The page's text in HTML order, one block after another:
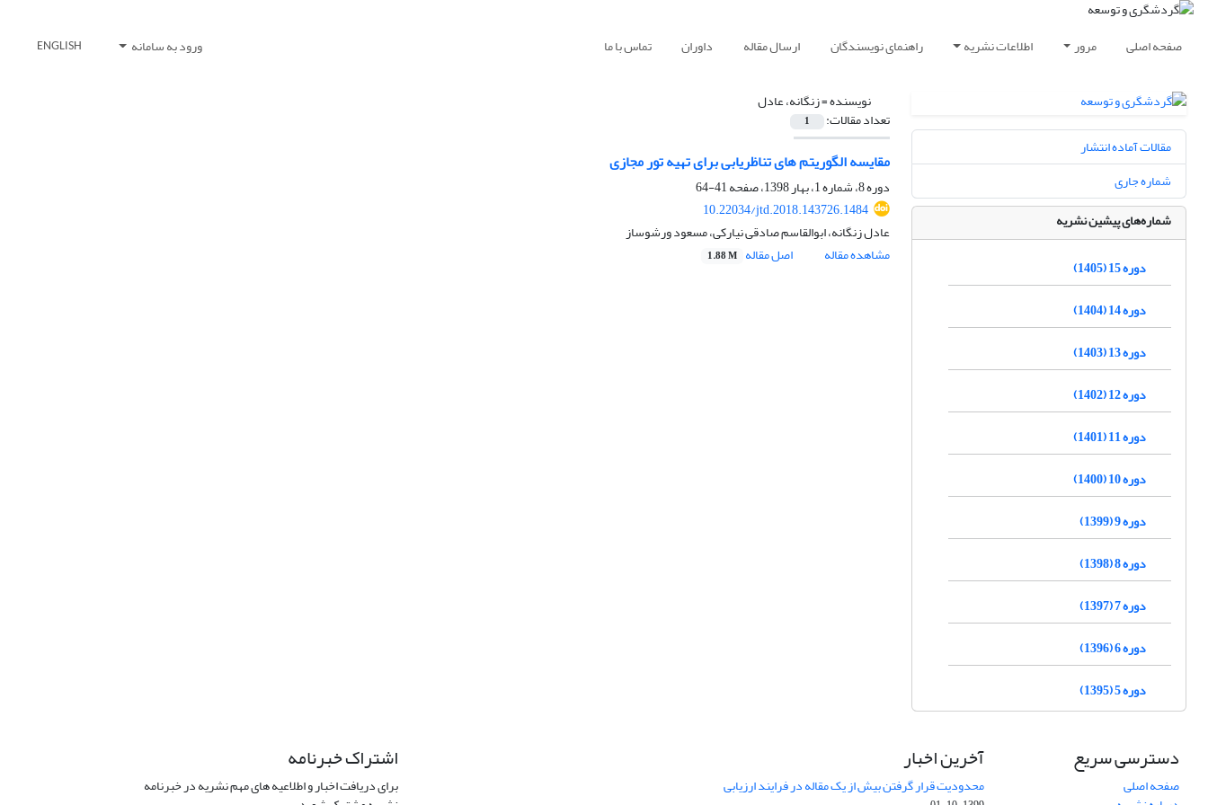
صفحه اصلی مرور اطلاعات نشریه راهنمای نویسندگان ارسال مقاله داوران تماس با ما ورود به سامانه ENGLISH
نویسنده =زنگانه، عادل
تعداد مقالات: 1
مقایسه الگوریتم های تناظریابی برای تهیه تور مجازی
دوره 8، شماره 1، بهار 1398، صفحه
41-64
10.22034/jtd.2018.143726.1484
عادل زنگانه، ابوالقاسم صادقی نیارکی، مسعود ورشوساز
مشاهده مقاله
اصل مقاله 1.88 M
مقالات آماده انتشار
شماره جاری
شماره‌های پیشین نشریه
دوره 15 (1405)
دوره 14 (1404)
دوره 13 (1403)
دوره 12 (1402)
دوره 11 (1401)
دوره 10 (1400)
دوره 9 (1399)
دوره 8 (1398)
دوره 7 (1397)
دوره 6 (1396)
دوره 5 (1395)
دسترسی سریع
صفحه اصلی
آخرین اخبار
محدودیت قرار گرفتن بیش از یک مقاله در فرایند ارزیابی
اشتراک خبرنامه
برای دریافت اخبار و اطلاعیه های مهم نشریه در خبرنامه